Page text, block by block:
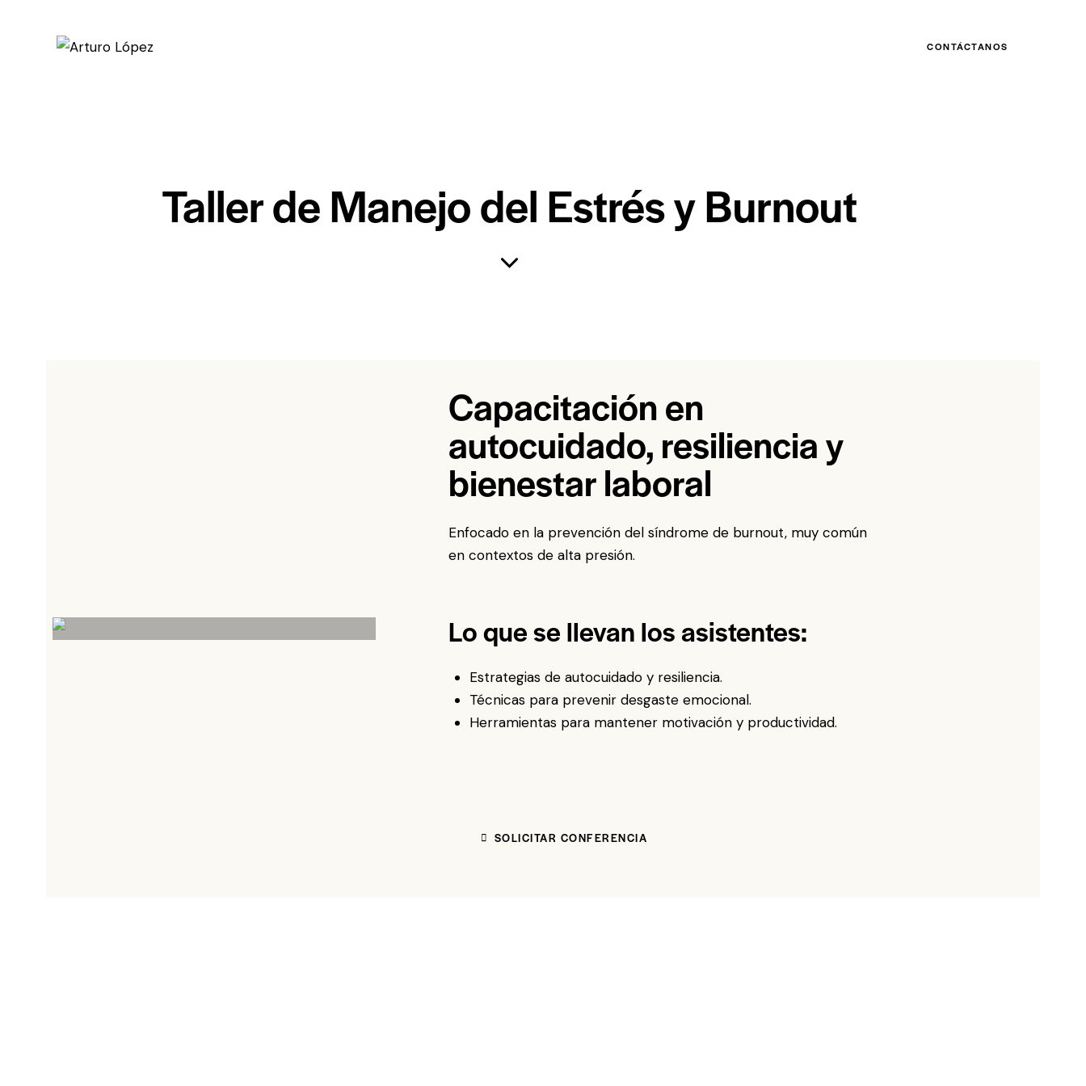
CONTÁCTANOS
Taller de Manejo del Estrés y Burnout
Capacitación en
autocuidado, resiliencia y
bienestar laboral
Enfocado en la prevención del síndrome de burnout, muy común
en contextos de alta presión.
Lo que se llevan los asistentes:
Estrategias de autocuidado y resiliencia.
Técnicas para prevenir desgaste emocional.
Herramientas para mantener motivación y productividad.
SOLICITAR CONFERENCIA